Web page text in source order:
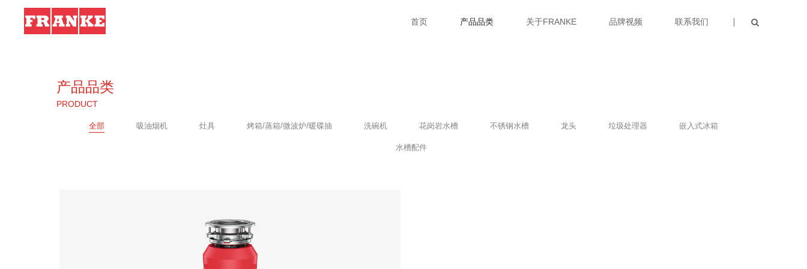
首页 产品品类 关于FRANKE 品牌视频 联系我们
产品品类
PRODUCT
全部 吸油烟机 灶具 烤箱/蒸箱/微波炉/暖碟抽 洗碗机 花岗岩水槽 不锈钢水槽 龙头 垃圾处理器 嵌入式冰箱
水槽配件